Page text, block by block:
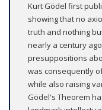
Kurt Gödel first
showing that no
truth and nothing
nearly a century
presuppositions
was consequently
while also raising
Gödel's Theorem